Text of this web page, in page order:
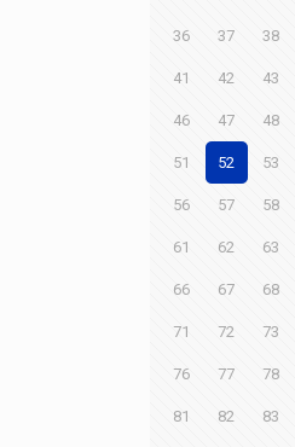
36 37 38
41 42 43
46 47 48
51 52 53
56 57 58
61 62 63
66 67 68
71 72 73
76 77 78
81 82 83